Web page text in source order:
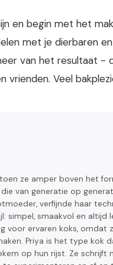
en begin met het
met je dierbaren
van het resultaat -
vrienden. Veel
ze amper boven het
van generatie op
verfijnde haar
simpel, smaakvol en altijd
voor ervaren koks, omdat
Priya is het type kok
op hun rijst. Ze schrijft